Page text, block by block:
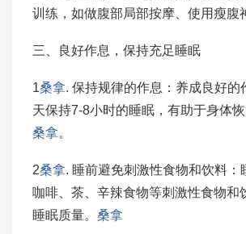
训练，如做腹部局部按摩、使用瘦腹
三、良好作息，保持充足睡眠
1桑拿. 保持规律的作息：养成良好的
天保持7-8小时的睡眠，有助于身体
桑拿。
2桑拿. 睡前避免刺激性食物和饮料：
咖啡、茶、辛辣食物等刺激性食物和
睡眠质量。 桑拿